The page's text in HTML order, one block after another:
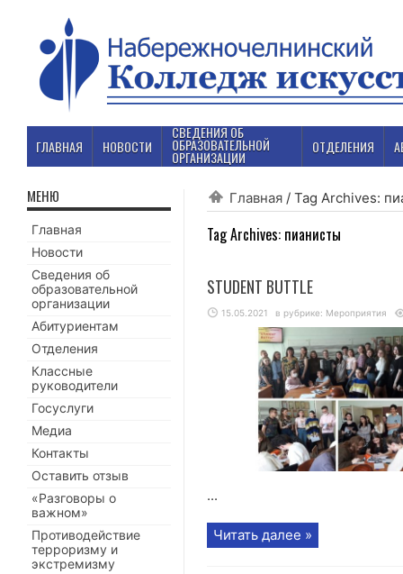
ГЛАВНАЯ НОВОСТИ
СВЕДЕНИЯ ОБ
ОБРАЗОВАТЕЛЬНОЙ
ОРГАНИЗАЦИИ
ОТДЕЛЕНИЯ
Главная / Tag Archives:
Tag Archives: пианисты
STUDENT BUTTLE
15.05.2021 в рубрике: Мероприятия
...
Читать далее »
МЕНЮ
Главная
Новости
Сведения об
образовательной
организации
Абитуриентам
Отделения
Классные
руководители
Госуслуги
Медиа
Контакты
Оставить отзыв
«Разговоры о
важном»
Противодействие
терроризму и
экстремизму